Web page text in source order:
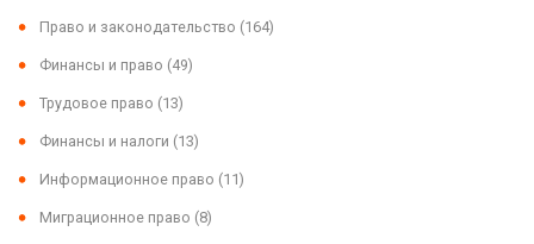
Право и законодательство (164)
Финансы и право (49)
Трудовое право (13)
Финансы и налоги (13)
Информационное право (11)
Миграционное право (8)